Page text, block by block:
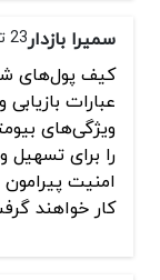
سمیرا بازدار23 تیر 1404 - 15:51
کیف پول‌های
عبارات
ویژگی‌های
را برای تسهیل
امنیت
کار خواهند